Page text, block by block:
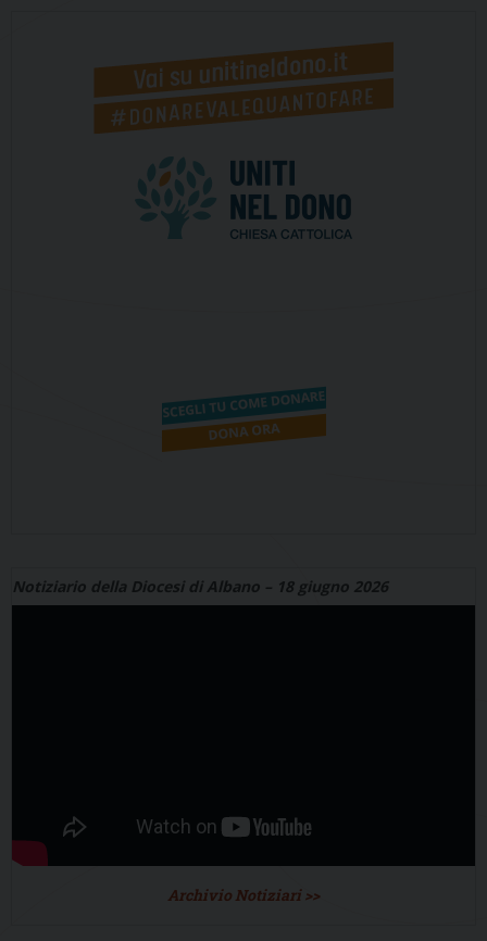
Notiziario della Diocesi di Albano – 18 giugno 2026
Archivio Notiziari >>